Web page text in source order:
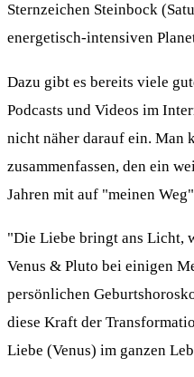
Sternzeichen Steinbock
energetisch-intensiven
Dazu gibt es bereits viele
Podcasts und Videos im
nicht näher darauf ein. Man
zusammenfassen, den ein
Jahren mit auf "meinen
"Die Liebe bringt ans Licht,
Venus & Pluto bei einigen
persönlichen
diese Kraft der
Liebe (Venus) im ganzen